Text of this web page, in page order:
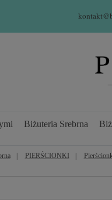
Biżuteria Srebrna
PIERŚCIONKI